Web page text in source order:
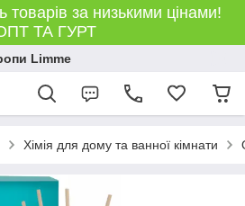
товарів за низькими цінами!
ТА ГУРТ
Limme
Хімія для дому та ванної кімнати